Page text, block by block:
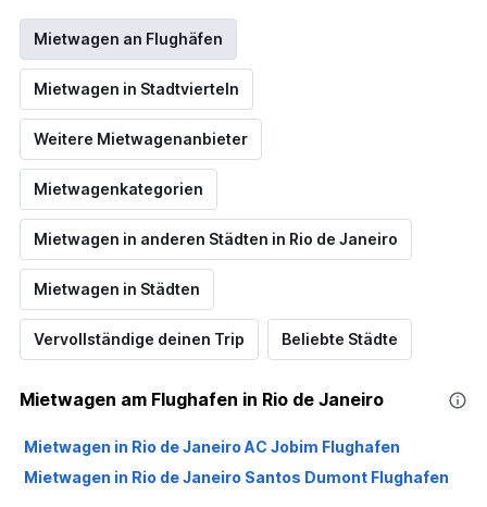
Mietwagen an Flughäfen
Mietwagen in Stadtvierteln
Weitere Mietwagenanbieter
Mietwagenkategorien
Mietwagen in anderen Städten in Rio de Janeiro
Mietwagen in Städten
Vervollständige deinen Trip Beliebte Städte
Mietwagen am Flughafen in Rio de Janeiro
Mietwagen in Rio de Janeiro AC Jobim Flughafen
Mietwagen in Rio de Janeiro Santos Dumont Flughafen